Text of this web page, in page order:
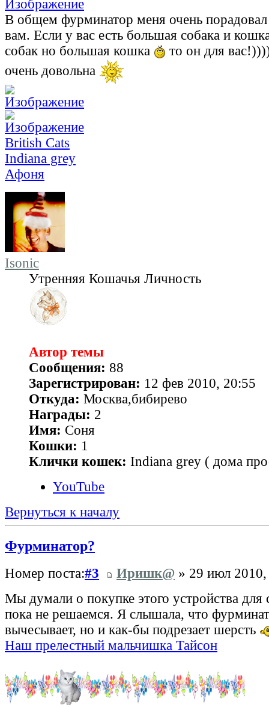
В общем фурминатор меня очень порадовал
вам. Если у вас есть большая собака и
собак но большая кошка
то он для
очень довольна
British Cats
Indiana grey
Афоня
Isonic
Утренняя Кошачья Личность
Автор темы
Сообщения: 88
Зарегистрирован: 12 фев 2010, 20:55
Откуда: Москва,бибирево
Награды: 2
Имя: Соня
Кошки: 1
Клички кошек: Indiana grey ( дома
YouTube
Вернуться к началу
Фурминатор?
Номер поста:#3 Иришк@ » 29 июл
Мы думали о покупке этого устройства для
пока не решаемся. Я слышала, что
вычесывает, но и как-бы подрезает шерсть
Наш прелестный мальчишка Тайсон